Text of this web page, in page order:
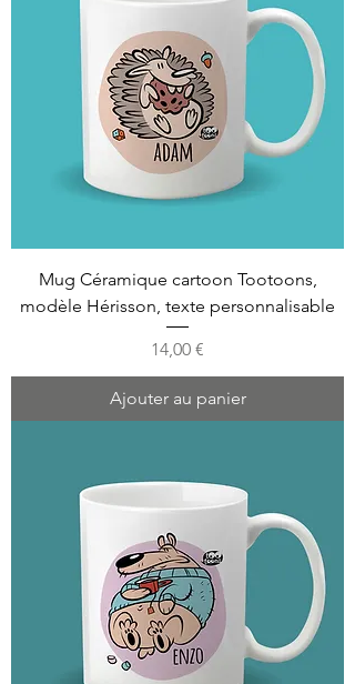
Mug Céramique cartoon Tootoons,
modèle Hérisson, texte personnalisable
Prix
14,00 €
Ajouter au panier